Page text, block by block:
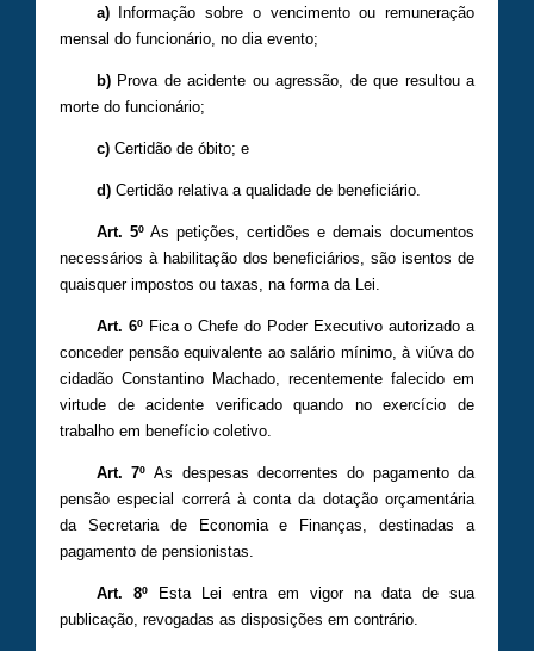
a)Informação sobre o vencimento ou remuneração
mensal do funcionário, no dia evento;
b)Prova de acidente ou agressão, de que resultou a
morte do funcionário;
c)Certidão de óbito; e
d)Certidão relativa a qualidade de beneficiário.
Art. 5ºAs petições, certidões e demais documentos
necessários à habilitação dos beneficiários, são isentos de
quaisquer impostos ou taxas, na forma da Lei.
Art. 6ºFica o Chefe do Poder Executivo autorizado a
conceder pensão equivalente ao salário mínimo, à viúva do
cidadão Constantino Machado, recentemente falecido em
virtude de acidente verificado quando no exercício de
trabalho em benefício coletivo.
Art. 7ºAs despesas decorrentes do pagamento da
pensão especial correrá à conta da dotação orçamentária
da Secretaria de Economia e Finanças, destinadas a
pagamento de pensionistas.
Art. 8ºEsta Lei entra em vigor na data de sua
publicação, revogadas as disposições em contrário.